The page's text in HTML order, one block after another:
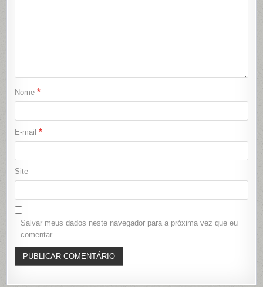
Nome*
E-mail*
Site
Salvar meus dados neste navegador para a próxima vez que eu
comentar.